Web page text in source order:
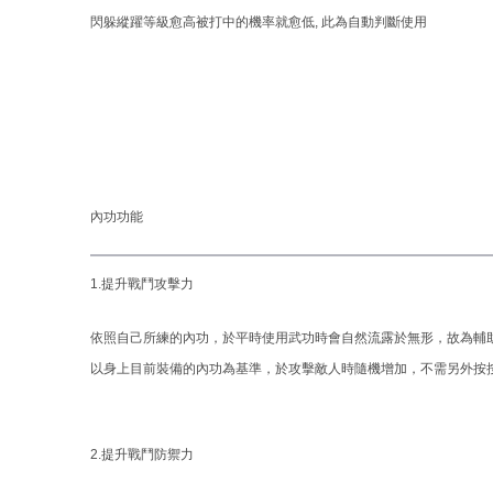
閃躲縱躍等級愈高被打中的機率就愈低, 此為自動判斷使用
內功功能
1.提升戰鬥攻擊力
依照自己所練的內功，於平時使用武功時會自然流露於無形，故為輔
以身上目前裝備的內功為基準，於攻擊敵人時隨機增加，不需另外按
2.提升戰鬥防禦力